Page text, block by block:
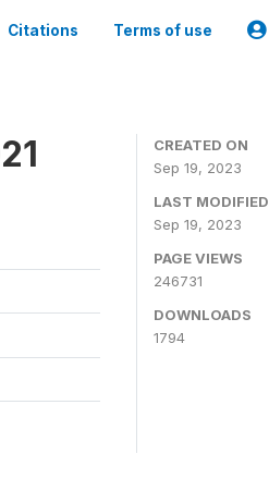
Citations Terms of use
CREATED ON
Sep 19, 2023
LAST MODIFIED
Sep 19, 2023
PAGE VIEWS
246731
DOWNLOADS
1794